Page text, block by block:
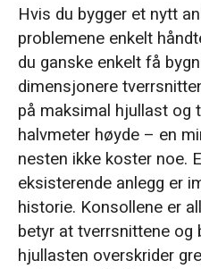
Hvis du bygger et nytt
problemene enkelt
du ganske enkelt få
dimensjonere
på maksimal hjullast og
halvmeter høyde – en
nesten ikke koster noe.
eksisterende anlegg er
historie. Konsollene er
betyr at tverrsnittene
hjullasten overskrider